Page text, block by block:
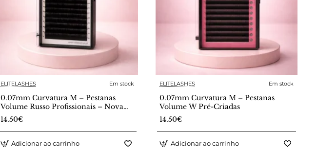
ELITELASHES Em stock
0.07mm Curvatura M – Pestanas
Volume Russo Profissionais – Nova
Coleção
14.50€
Adicionar ao carrinho
ELITELASHES Em stock
0.07mm Curvatura M – Pestanas
Volume W Pré-Criadas
14.50€
Adicionar ao carrinho